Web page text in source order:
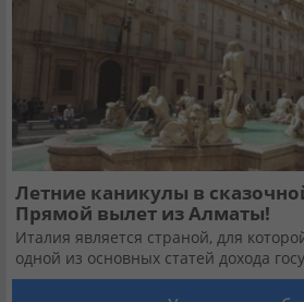
Летние каникулы в
Прямой вылет из Алматы!
Италия является страной, для
одной из основных статей дохода